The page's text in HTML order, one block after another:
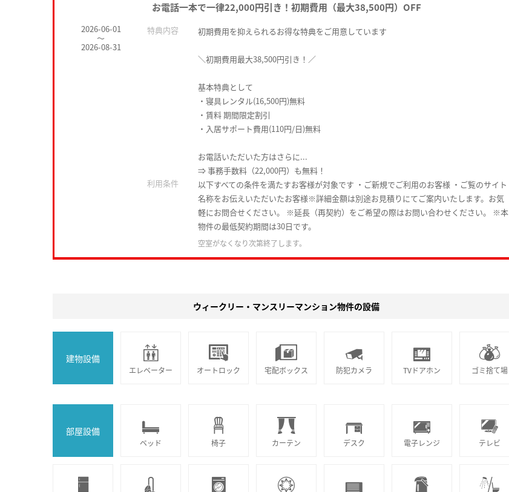
お電話一本で一律22,000円引き！初期費用（最大38,500円）OFF
2026-06-01
～
2026-08-31
特典内容 初期費用を抑えられるお得な特典をご用意しています
＼初期費用最大38,500円引き！／
基本特典として
・寝具レンタル(16,500円)無料
・賃料 期間限定割引
・入居サポート費用(110円/日)無料
お電話いただいた方はさらに...
⇒ 事務手数料（22,000円）も無料！
利用条件
以下すべての条件を満たすお客様が対象です ・ご新規でご利用のお客様 ・ご覧のサイト
名称をお伝えいただいたお客様※詳細金額は別途お見積りにてご案内いたします。お気
軽にお問合せください。 ※延長（再契約）をご希望の際はお問い合わせください。 ※本
物件の最低契約期間は30日です。
空室がなくなり次第終了します。
ウィークリー・マンスリーマンション物件の設備
建物設備
エレベーター オートロック 宅配ボックス 防犯カメラ TVドアホン ゴミ捨て場
部屋設備
ベッド 椅子 カーテン デスク 電子レンジ テレビ